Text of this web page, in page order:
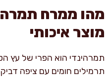
מהו ממרח
מוצר איכותי
תמרהינדי הוא הפרי של עץ
תרמילים חומים עם ציפה